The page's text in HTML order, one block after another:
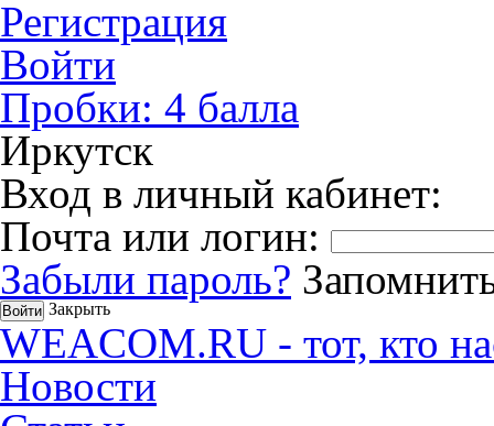
Регистрация
Войти
Пробки: 4 балла
Иркутск
Вход в личный кабинет:
Почта или логин:
Забыли пароль?
Закрыть
WEACOM.RU - тот, кто
Новости